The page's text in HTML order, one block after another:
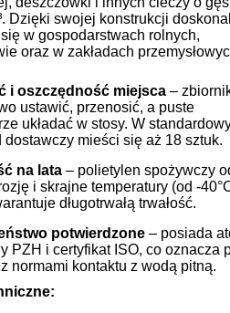
Dzięki swojej konstrukcji
w gospodarstwach rolnych,
oraz w zakładach
i oszczędność miejsca–
ustawić, przenosić, a puste
układać w stosy. W
dostawczy mieści się aż 18 sztuk.
na lata– polietylen spożywczy
i skrajne temperatury (od -
długotrwałą trwałość.
potwierdzone– posiada
PZH i certyfikat ISO, co oznacza
normami kontaktu z wodą pitną.